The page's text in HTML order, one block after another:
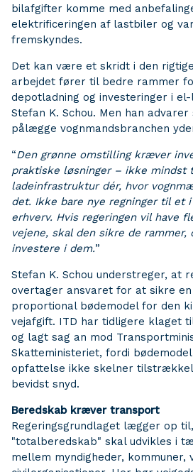
bilafgifter komme med
elektrificeringen af lastbiler og
fremskyndes.
Det kan være et skridt i den
arbejdet fører til bedre rammer
depotladning og investeringer i
Stefan K. Schou. Men han
pålægge vognmandsbranchen
“Den grønne omstilling kræver
praktiske løsninger – ikke
ladeinfrastruktur dér, hvor
det. Ikke bare nye regninger til et
erhverv. Hvis regeringen vil have
vejene, skal den sikre de
investere i dem.”
Stefan K. Schou understreger, at
overtager ansvaret for at sikre
proportional bødemodel for den
vejafgift. ITD har tidligere klaget
og lagt sag an mod
Skatteministeriet, fordi
opfattelse ikke skelner
bevidst snyd.
Beredskab kræver transport
Regeringsgrundlaget lægger op
"totalberedskab" skal udvikles i
mellem myndigheder, kommuner,